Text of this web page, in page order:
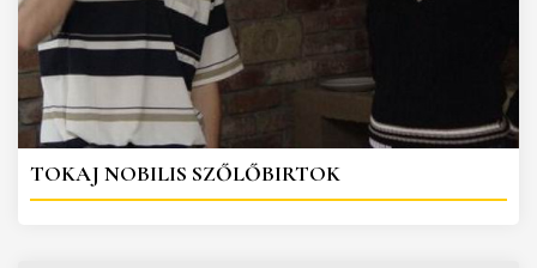
TOKAJ NOBILIS SZŐLŐBIRTOK